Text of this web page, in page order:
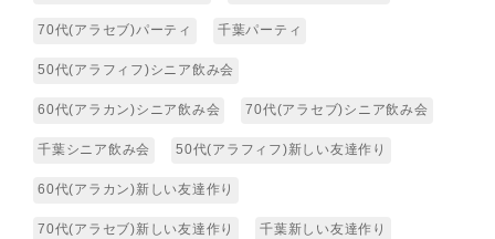
70代(アラセブ)パーティ 千葉パーティ
50代(アラフィフ)シニア飲み会
60代(アラカン)シニア飲み会 70代(アラセブ)シニア飲み会
千葉シニア飲み会 50代(アラフィフ)新しい友達作り
60代(アラカン)新しい友達作り
70代(アラセブ)新しい友達作り 千葉新しい友達作り